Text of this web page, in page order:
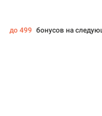
до 499 бонусов на